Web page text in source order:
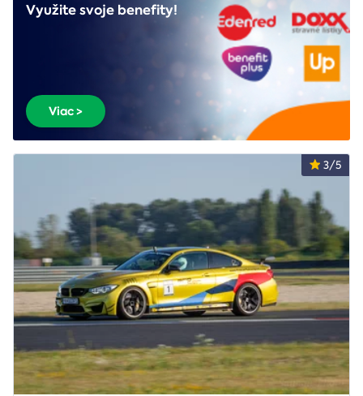
Využite svoje benefity!
Viac >
3/5